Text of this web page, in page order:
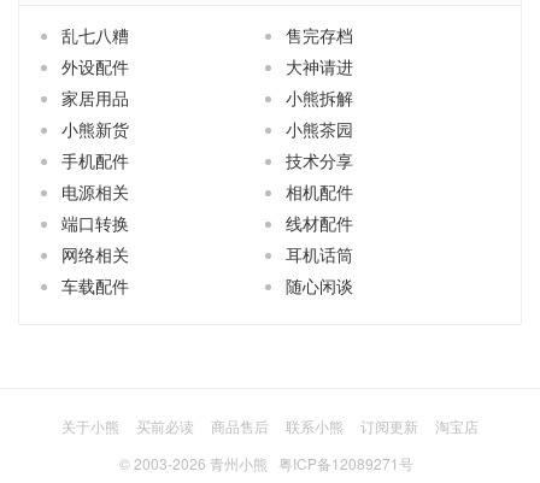
乱七八糟
售完存档
外设配件
大神请进
家居用品
小熊拆解
小熊新货
小熊茶园
手机配件
技术分享
电源相关
相机配件
端口转换
线材配件
网络相关
耳机话筒
车载配件
随心闲谈
关于小熊 买前必读 商品售后 联系小熊 订阅更新
淘宝店
© 2003-2026 青州小熊 粤ICP备12089271号